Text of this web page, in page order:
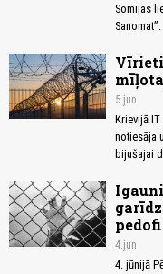
Somijas
Sanomat”.
5.jun
Krievijā
notiesāja
bijušajai
4.jun
4. jūnijā